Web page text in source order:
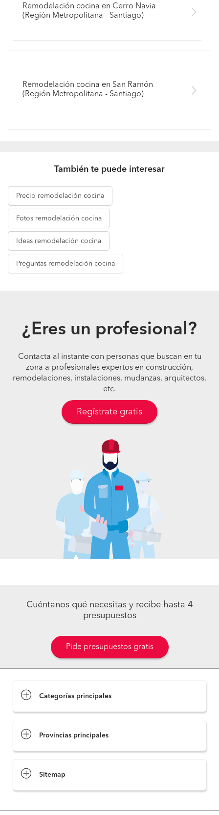
Remodelación cocina en Cerro Navia
(Región Metropolitana - Santiago)
Remodelación cocina en San Ramón
(Región Metropolitana - Santiago)
También te puede interesar
Precio remodelación cocina
Fotos remodelación cocina
Ideas remodelación cocina
Preguntas remodelación cocina
¿Eres un profesional?
Contacta al instante con personas que buscan en tu
zona a profesionales expertos en construcción,
remodelaciones, instalaciones, mudanzas, arquitectos,
etc.
Regístrate gratis
Cuéntanos qué necesitas y recibe hasta 4
presupuestos
Pide presupuestos gratis
Categorías principales
Provincias principales
Sitemap